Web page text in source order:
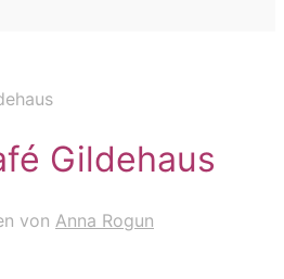
Gildehaus
von Anna Rogun